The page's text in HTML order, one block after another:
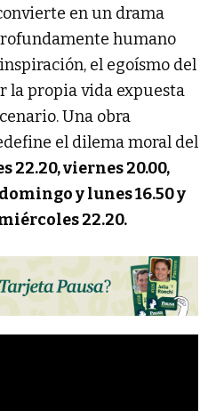
en un drama
humano
el egoísmo del
la propia vida expuesta
Una obra
el dilema moral del
22.20, viernes 20.00,
y lunes 16.50 y
22.20.